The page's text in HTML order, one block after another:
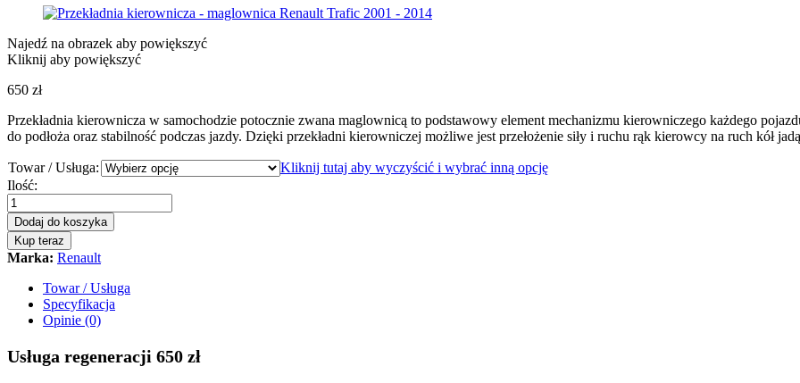
Najedź na obrazek aby powiększyć
Kliknij aby powiększyć
650 zł
Przekładnia kierownicza w samochodzie potocznie zwana maglownicą to podstawowy element mechanizmu kierowniczego każdego
do podłoża oraz stabilność podczas jazdy. Dzięki przekładni kierowniczej możliwe jest przełożenie siły i ruchu rąk kierowcy na ruch kół
Towar / Usługa:
Kliknij tutaj aby wyczyścić i wybrać inną opcję
Przekładnia
kierownicza
-
maglownica
Renault
Trafic
quantity
Ilość:
Dodaj do koszyka
Kup teraz
Marka: Renault
Towar / Usługa
Specyfikacja
Opinie (0)
Usługa regeneracji 650 zł